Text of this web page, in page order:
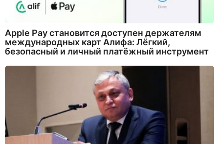
Apple Pay становится доступен держателям
международных карт Алифа: Лёгкий,
безопасный и личный платёжный инструмент